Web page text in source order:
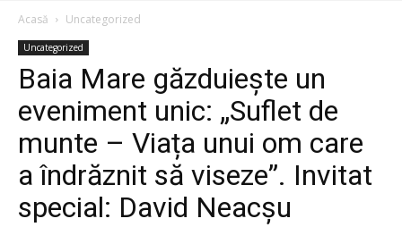
Acasă Uncategorized
Uncategorized
Baia Mare găzduiește un
eveniment unic: „Suflet de
munte – Viața unui om care
a îndrăznit să viseze”. Invitat
special: David Neacșu